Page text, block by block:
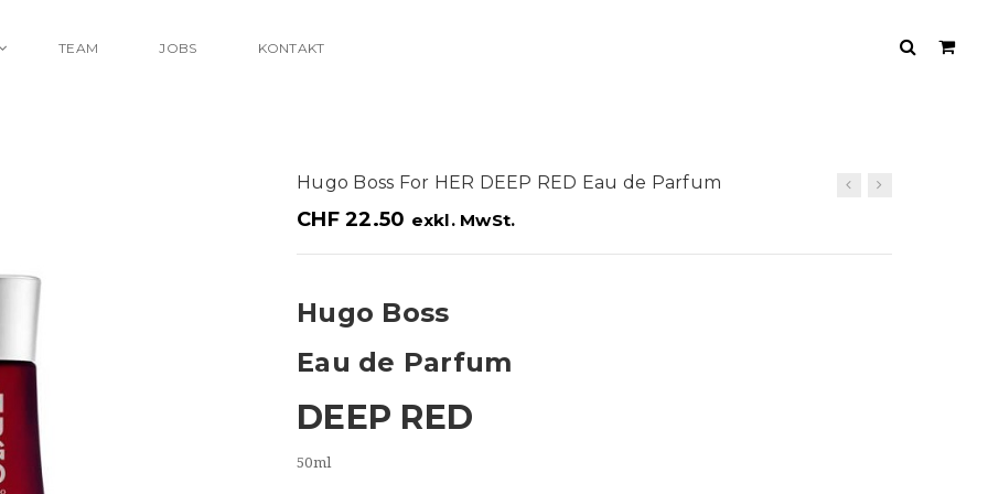
TEAM JOBS KONTAKT
Hugo Boss For HER DEEP RED Eau de Parfum
CHF22.50 exkl. MwSt.
Hugo Boss
Eau de Parfum
DEEP RED
50ml